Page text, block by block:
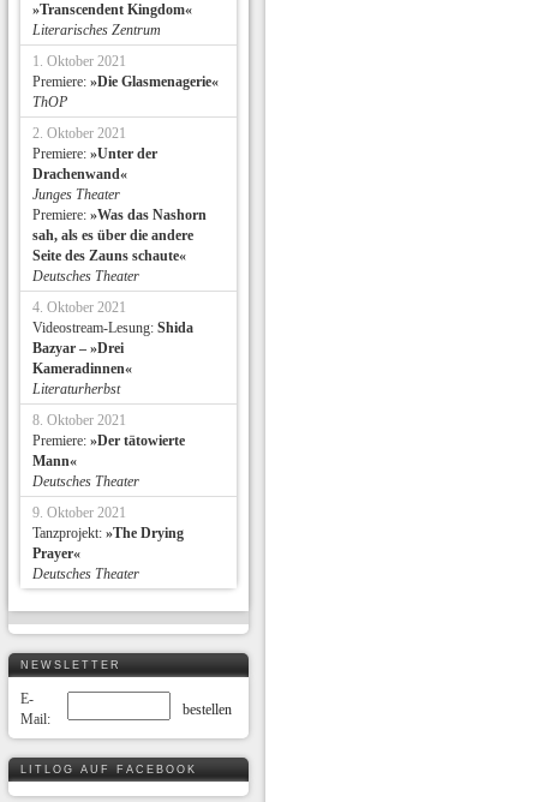
»Transcendent Kingdom«
Literarisches Zentrum
1. Oktober 2021
Premiere: »Die Glasmenagerie«
ThOP
2. Oktober 2021
Premiere: »Unter der
Drachenwand«
Junges Theater
Premiere: »Was das Nashorn
sah, als es über die andere
Seite des Zauns schaute«
Deutsches Theater
4. Oktober 2021
Videostream-Lesung: Shida
Bazyar – »Drei
Kameradinnen«
Literaturherbst
8. Oktober 2021
Premiere: »Der tätowierte
Mann«
Deutsches Theater
9. Oktober 2021
Tanzprojekt: »The Drying
Prayer«
Deutsches Theater
NEWSLETTER
E-
Mail:
LITLOG AUF FACEBOOK